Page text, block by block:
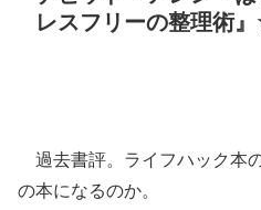
レスフリーの整理
過去書評。ライフハック本
の本になるのか。